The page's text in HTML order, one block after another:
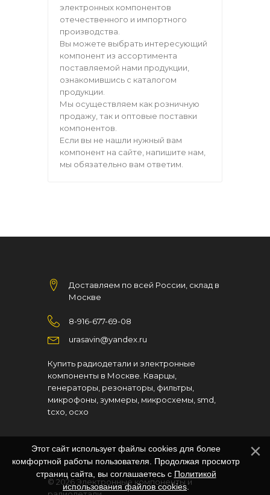
электронных компонентов
отечественного и импортного
производства.
Вы можете выбрать интересующий
компонент из ассортимента
поставляемой нами продукции,
ознакомившись с каталогом
продукции.
Мы осуществляем как розничную
продажу, так и оптовые поставки
компонентов.
Если вы не нашли нужный вам
компонент на сайте, напишите нам,
мы обязательно вам ответим.
Доставляем по всей России, склад в
Москве
8-916-677-69-08
urasavin@yandex.ru
Купить радиодетали и электронные
компоненты в Москве. Кварцы,
генераторы, резонаторы, фильтры,
микрофоны, зуммеры, микросхемы, smd,
tcxo, ocxo
© 2026Электронные компоненты и
Этот сайт использует файлы cookies для более
комфортной работы пользователя. Продолжая просмотр
страниц сайта, вы соглашаетесь с Политикой
использования файлов cookies.